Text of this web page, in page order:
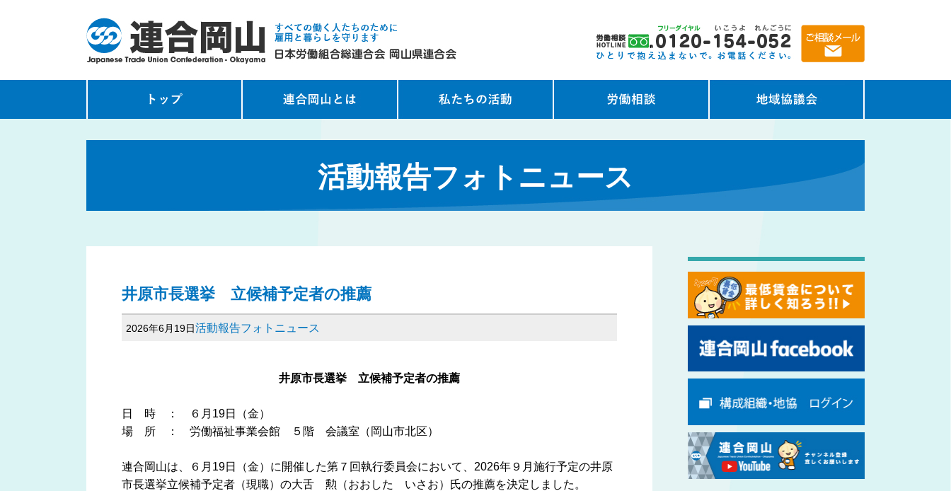
活動報告フォトニュース
井原市長選挙 立候補予定者の推薦
2026年6月19日活動報告フォトニュース
井原市長選挙 立候補予定者の推薦
日 時 ： ６月19日（金）
場 所 ： 労働福祉事業会館 ５階 会議室（岡山市北区）
連合岡山は、６月19日（金）に開催した第７回執行委員会において、2026年９月施行予定の井原
市長選挙立候補予定者（現職）の大舌 勲（おおした いさお）氏の推薦を決定しました。